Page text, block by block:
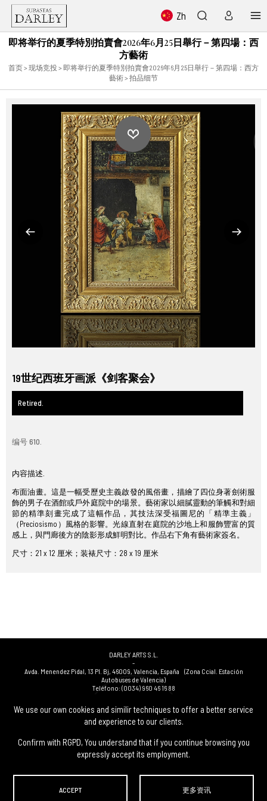
We use our own cookies and similir techniques to offer a better service
and experience to our clients.
Confirm with RGPD, You understand that if you continue browsing you
expressly accept its employment.
ACCEPT 更多资讯
Zh
即将举行的夏季特別拍賣會2026年6月25日舉行－第四場：西
方藝術
首页> 现场竞投 > 即将举行的夏季特別拍賣會2026年6月25日舉行－第四場：西方
藝術> 拍品细节
19世纪西班牙画派《剑客聚会》
Retired.
编号 610.
内容描述.
布面油畫。這是一幅受歷史主義啟發的風俗畫，描繪了四位身著劍術服
飾的男子在酒館或戶外庭院中的場景。藝術家以細膩靈動的筆觸和對細
節的精準刻畫完成了這幅作品，其技法深受福圖尼的「精準主義」
（Preciosismo）風格的影響。光線直射在庭院的沙地上和服飾豐富的質
感上，與門廊後方的陰影形成鮮明對比。作品右下角有藝術家簽名。
尺寸：21 x 12 厘米；装裱尺寸：28 x 19 厘米
DARLEY ARTS S.L.
-
Avda. Menendez Pidal, 13 Pl. Bj, 46009, Valencia, España (Zona Ccial. Estación
Autobuses de Valencia)
Teléfono:(0034) 960 46 16 88
(0034) 963 40 48 21
-
(0034) 669 53 68 89 (solo WhatsApp)
info@subastasdarley.com